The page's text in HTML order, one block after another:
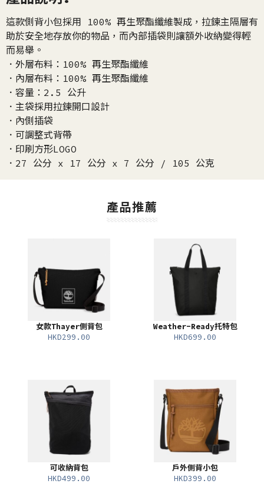
這款側背小包採用 100% 再生聚酯纖維製成，拉鍊主隔層有
助於安全地存放你的物品，而內部插袋則讓額外收納變得輕
而易舉。
．外層布料：100% 再生聚酯纖維
．內層布料：100% 再生聚酯纖維
．容量：2.5 公升
．主袋採用拉鍊開口設計
．內側插袋
．可調整式背帶
．印刷方形LOGO
．27 公分 x 17 公分 x 7 公分 / 105 公克
產品推薦
女款Thayer側背包
HKD299.00
Weather-Ready托特包
HKD699.00
可收納背包
HKD499.00
戶外側背小包
HKD399.00